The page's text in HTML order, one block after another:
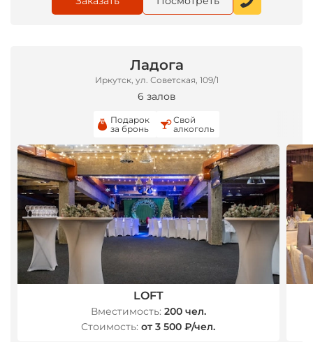
Ладога
Иркутск, ул. Советская, 109/1
6 залов
Подарок
за бронь
Свой
алкоголь
LOFT
Вместимость: 200 чел.
Стоимость: от 3 500 ₽/чел.